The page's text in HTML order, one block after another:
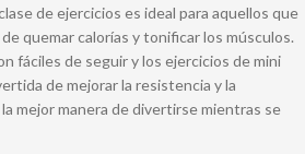
de ejercicios es ideal para aquellos que
quemar calorías y tonificar los músculos.
fáciles de seguir y los ejercicios de mini
de mejorar la resistencia y la
mejor manera de divertirse mientras se